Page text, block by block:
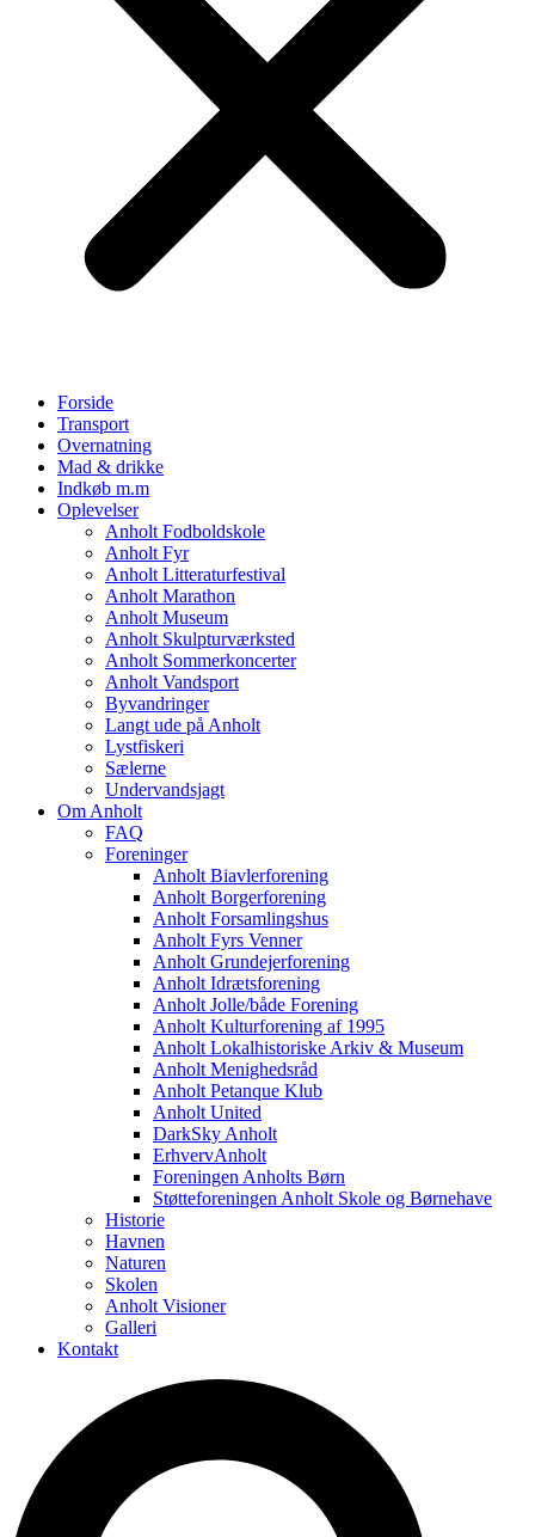
Forside
Transport
Overnatning
Mad & drikke
Indkøb m.m
Oplevelser
Anholt Fodboldskole
Anholt Fyr
Anholt Litteraturfestival
Anholt Marathon
Anholt Museum
Anholt Skulpturværksted
Anholt Sommerkoncerter
Anholt Vandsport
Byvandringer
Langt ude på Anholt
Lystfiskeri
Sælerne
Undervandsjagt
Om Anholt
FAQ
Foreninger
Anholt Biavlerforening
Anholt Borgerforening
Anholt Forsamlingshus
Anholt Fyrs Venner
Anholt Grundejerforening
Anholt Idrætsforening
Anholt Jolle/både Forening
Anholt Kulturforening af 1995
Anholt Lokalhistoriske Arkiv & Museum
Anholt Menighedsråd
Anholt Petanque Klub
Anholt United
DarkSky Anholt
ErhvervAnholt
Foreningen Anholts Børn
Støtteforeningen Anholt Skole og Børnehave
Historie
Havnen
Naturen
Skolen
Anholt Visioner
Galleri
Kontakt